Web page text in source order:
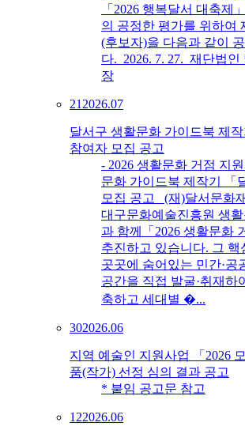
「2026 행복달서 대축제
의 공정한 평가를 위하여
(후보자)을 다음과 같이
다. 2026. 7. 27. 재단법
장
21 2026.07
달서구 생활문화 가이드북 제작
참여자 모집 공고
- 2026 생활문화 거점 지
문화 가이드북 제작기 「
모집 공고 (재)달서문화
대구문화예술진흥원 생
과 함께「2026 생활문화
추진하고 있습니다. 그 핵
곳곳에 숨어있는 민간·공
공간을 직접 발굴·취재하
축하고 세대별 �...
302026.06
지역 예술인 지원사업 「2026
품(작가) 선정 심의 결과 공고
* 붙임 공고문 참고
122026.06